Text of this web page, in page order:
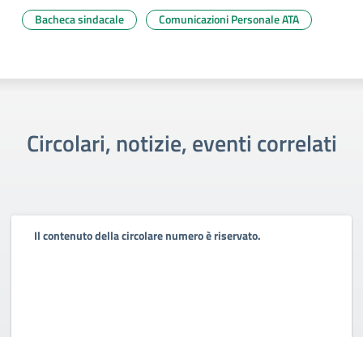
Bacheca sindacale Comunicazioni Personale ATA
Circolari, notizie, eventi correlati
Il contenuto della circolare numero è riservato.